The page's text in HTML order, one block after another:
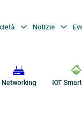
Notizie
Networking IOT